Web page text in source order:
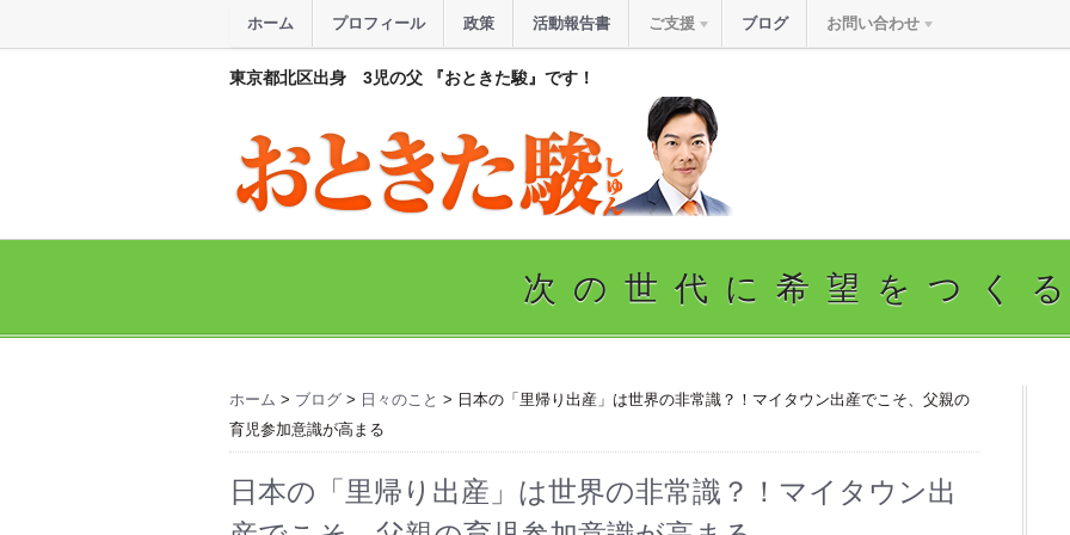
東京都北区出身 3児の父 『おときた駿』です！
ホーム プロフィール 政策 活動報告書 ご支援 ブログ お問い合わせ
次の世代に希望をつく
ホーム > ブログ > 日々のこと > 日本の「里帰り出産」は世界の非常識？！マイタウン出産でこそ、父親の
育児参加意識が高まる
日本の「里帰り出産」は世界の非常識？！マイタウン出